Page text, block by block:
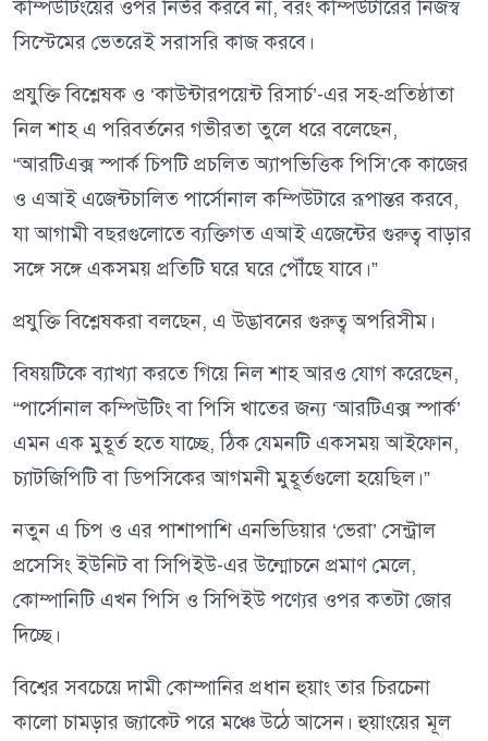
কম্পিউটিংয়ের ওপর নির্ভর করবে না, বরং কম্পিউটারের নিজস্ব
সিস্টেমের ভেতরেই সরাসরি কাজ করবে।
প্রযুক্তি বিশ্লেষক ও ‘কাউন্টারপয়েন্ট রিসার্চ’-এর সহ-প্রতিষ্ঠাতা
নিল শাহ এ পরিবর্তনের গভীরতা তুলে ধরে বলেছেন,
“আরটিএক্স স্পার্ক চিপটি প্রচলিত অ্যাপভিত্তিক পিসি’কে কাজের
ও এআই এজেন্টচালিত পার্সোনাল কম্পিউটারে রূপান্তর করবে,
যা আগামী বছরগুলোতে ব্যক্তিগত এআই এজেন্টের গুরুত্ব বাড়ার
সঙ্গে সঙ্গে একসময় প্রতিটি ঘরে ঘরে পৌঁছে যাবে।”
প্রযুক্তি বিশ্লেষকরা বলছেন, এ উদ্ভাবনের গুরুত্ব অপরিসীম।
বিষয়টিকে ব্যাখ্যা করতে গিয়ে নিল শাহ আরও যোগ করেছেন,
“পার্সোনাল কম্পিউটিং বা পিসি খাতের জন্য ‘আরটিএক্স স্পার্ক’
এমন এক মুহূর্ত হতে যাচ্ছে, ঠিক যেমনটি একসময় আইফোন,
চ্যাটজিপিটি বা ডিপসিকের আগমনী মুহূর্তগুলো হয়েছিল।”
নতুন এ চিপ ও এর পাশাপাশি এনভিডিয়ার ‘ভেরা’ সেন্ট্রাল
প্রসেসিং ইউনিট বা সিপিইউ-এর উন্মোচনে প্রমাণ মেলে,
কোম্পানিটি এখন পিসি ও সিপিইউ পণ্যের ওপর কতটা জোর
দিচ্ছে।
বিশ্বের সবচেয়ে দামী কোম্পানির প্রধান হুয়াং তার চিরচেনা
কালো চামড়ার জ্যাকেট পরে মঞ্চে উঠে আসেন। হুয়াংয়ের মূল